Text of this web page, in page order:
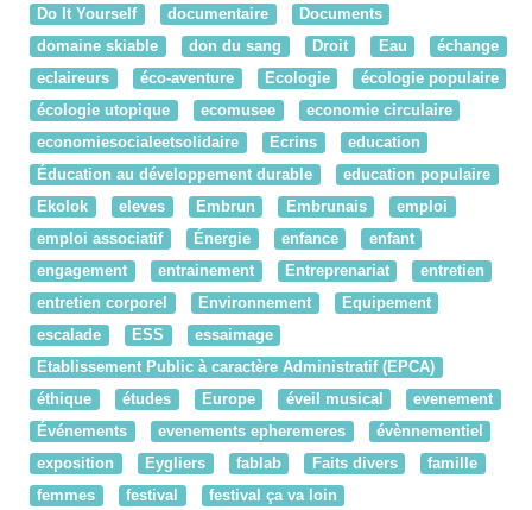
Do It Yourself documentaire
Documents
domaine skiable
don du sang Droit Eau
échange
eclaireurs
éco-aventure Ecologie
écologie populaire
écologie utopique
ecomusee
economie circulaire
economiesocialeetsolidaire
Ecrins
education
Éducation au développement durable
education populaire
Ekolok
eleves Embrun Embrunais
emploi
emploi associatif
Énergie enfance
enfant
engagement
entrainement Entreprenariat
entretien
entretien corporel
Environnement
Equipement
escalade
ESS
essaimage
Etablissement Public à caractère Administratif (EPCA)
éthique
études Europe éveil musical
evenement
Événements
evenements epheremeres
évènnementiel
exposition
Eygliers fablab Faits divers
famille
femmes
festival
festival ça va loin